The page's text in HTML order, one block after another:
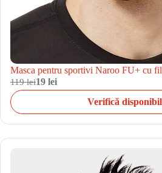
Masca pentru sportivi Naroo FU+ cu
119 lei19 lei
Verifică